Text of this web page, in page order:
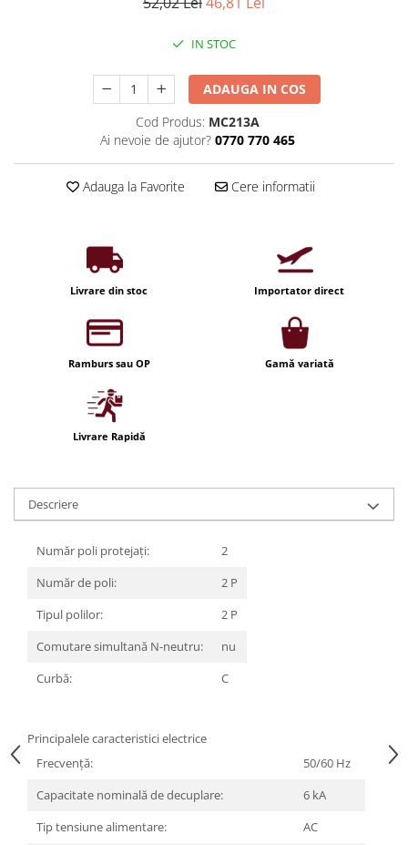
Becuri LED Decor
Profil aluminiu
Tub LED
Becuri LED Smart
Becuri LED cu filament
Corpuri de emergenta
Uncategorized
Aplica LED
Profil banda LED
Iluminat decorativ de Craciun
IN STOC
ADAUGA IN COS
Cod Produs: MC213A
Ai nevoie de ajutor? 0770 770 465
Adauga la Favorite Cere informatii
Livrare din stoc Importator direct
Ramburs sau OP Gamă variată
Livrare Rapidă
Descriere
Număr poli protejați:
2
Număr de poli:
2 P
Tipul polilor:
2 P
Comutare simultană N-neutru:
nu
Curbă:
C
Principalele caracteristici electrice
Frecvenţă:
50/60 Hz
Capacitate nominală de decuplare:
6 kA
Tip tensiune alimentare:
AC